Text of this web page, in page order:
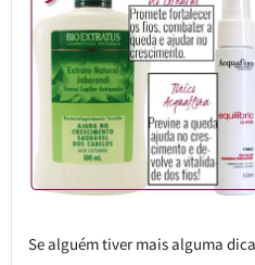
Se alguém tiver mais alguma